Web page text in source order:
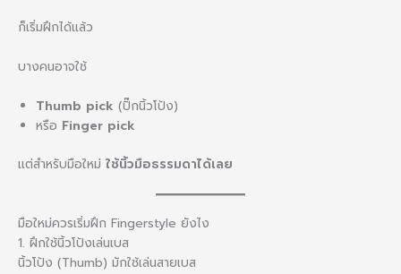
ก็เริ่มฝึกได้แล้ว
บางคนอาจใช้
Thumb pick (ปิ๊กนิ้วโป้ง)
หรือ Finger pick
แต่สำหรับมือใหม่ ใช้นิ้วมือธรรมดาได้เลย
มือใหม่ควรเริ่มฝึก Fingerstyle ยังไง
1. ฝึกใช้นิ้วโป้งเล่นเบส
นิ้วโป้ง (Thumb) มักใช้เล่นสายเบส